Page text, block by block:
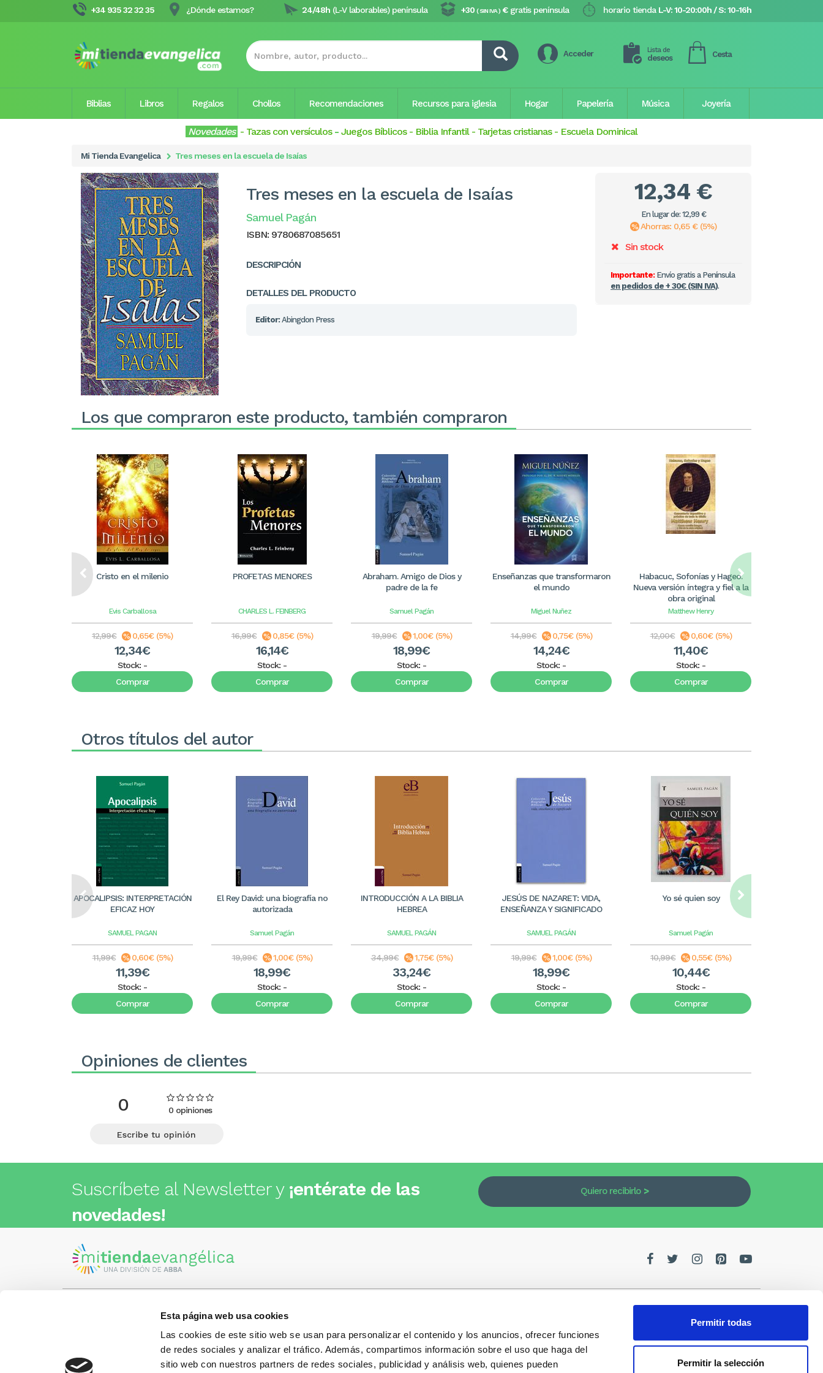
Esta página web usa cookies
Las cookies de este sitio web se usan para personalizar el contenido y los anuncios, ofrecer funciones
de redes sociales y analizar el tráfico. Además, compartimos información sobre el uso que haga del
sitio web con nuestros partners de redes sociales, publicidad y análisis web, quienes pueden
Permitir todas
Permitir la selección
+34 935 32 32 35 ¿Dónde estamos? horario tienda L-V: 10-20:00h / S: 10-16h
+30 ( SIN IVA ) €gratis península
24/48h (L-V laborables) península
Acceder Lista de
deseos Cesta
Biblias Libros Regalos Chollos Recomendaciones Recursos para iglesia Hogar Papelería Música Joyería
Novedades - Tazas con versículos- Juegos Bíblicos- Biblia Infantil- Tarjetas cristianas - Escuela Dominical
Mi Tienda Evangelica Tres meses en la escuela de Isaías
Tres meses en la escuela de Isaías
Samuel Pagán
ISBN: 9780687085651
DESCRIPCIÓN
DETALLES DEL PRODUCTO
Editor: Abingdon Press
12,34 €
En lugar de: 12,99 €
Ahorras: 0,65 € (5%)
Sin stock
Importante:Envío gratis a Península
en pedidos de + 30€ (SIN IVA).
Los que compraron este producto, también compraron
Cristo en el milenio
Evis Carballosa
12,99€ 0,65€ (5%)
12,34€
Stock: -
Comprar
PROFETAS MENORES
CHARLES L. FEINBERG
16,99€ 0,85€ (5%)
16,14€
Stock: -
Comprar
Abraham. Amigo de Dios y
padre de la fe
Samuel Pagán
19,99€ 1,00€ (5%)
18,99€
Stock: -
Comprar
Enseñanzas que transformaron
el mundo
Miguel Nuñez
14,99€ 0,75€ (5%)
14,24€
Stock: -
Comprar
Habacuc, Sofonías y Hageo.
Nueva versión íntegra y fiel a la
obra original
Matthew Henry
12,00€ 0,60€ (5%)
11,40€
Stock: -
Comprar
Otros títulos del autor
APOCALIPSIS: INTERPRETACIÓN
EFICAZ HOY
SAMUEL PAGAN
11,99€ 0,60€ (5%)
11,39€
Stock: -
Comprar
El Rey David: una biografía no
autorizada
Samuel Pagán
19,99€ 1,00€ (5%)
18,99€
Stock: -
Comprar
INTRODUCCIÓN A LA BIBLIA
HEBREA
SAMUEL PAGÁN
34,99€ 1,75€ (5%)
33,24€
Stock: -
Comprar
JESÚS DE NAZARET: VIDA,
ENSEÑANZA Y SIGNIFICADO
SAMUEL PAGÁN
19,99€ 1,00€ (5%)
18,99€
Stock: -
Comprar
Yo sé quien soy
Samuel Pagán
10,99€ 0,55€ (5%)
10,44€
Stock: -
Comprar
Opiniones de clientes
0 0 opiniones
Escribe tu opinión
Suscríbete al Newsletter y ¡entérate de las
novedades!
Quiero recibirlo
Visita nuestra tienda
Metro: ¿Cómo llegar?
• Encants (L2) - a 1 calle
• Glòries (L1) - a 3 calles
+34 935 32 32 35
¿Tienes dudas, consultas o preguntas?
Llámanos y te contestaremos con mucho
Política de privacidad
Política de privacidad redes